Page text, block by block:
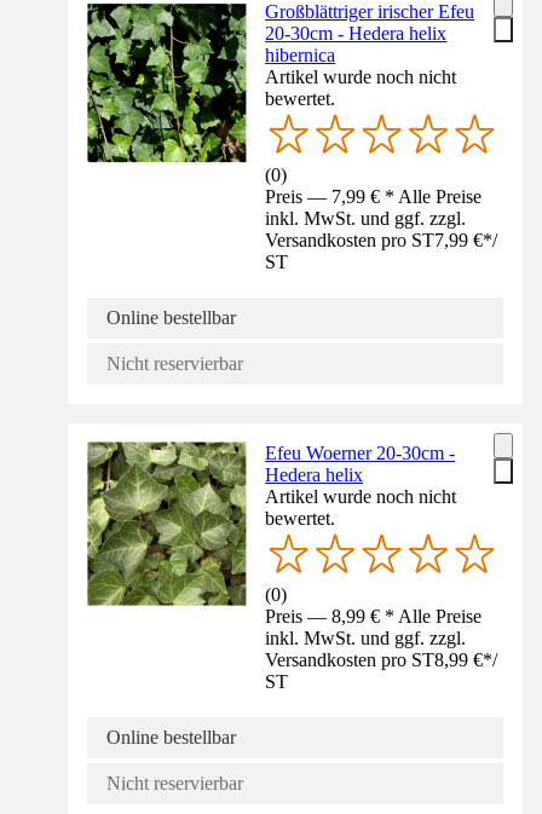
Großblättriger irischer Efeu
20-30cm - Hedera helix
hibernica
Artikel wurde noch nicht
bewertet.
(0)
Preis — 7,99 € * Alle Preise
inkl. MwSt. und ggf. zzgl.
Versandkosten pro ST7,99 €*/
ST
Online bestellbar
Nicht reservierbar
Efeu Woerner 20-30cm -
Hedera helix
Artikel wurde noch nicht
bewertet.
(0)
Preis — 8,99 € * Alle Preise
inkl. MwSt. und ggf. zzgl.
Versandkosten pro ST8,99 €*/
ST
Online bestellbar
Nicht reservierbar